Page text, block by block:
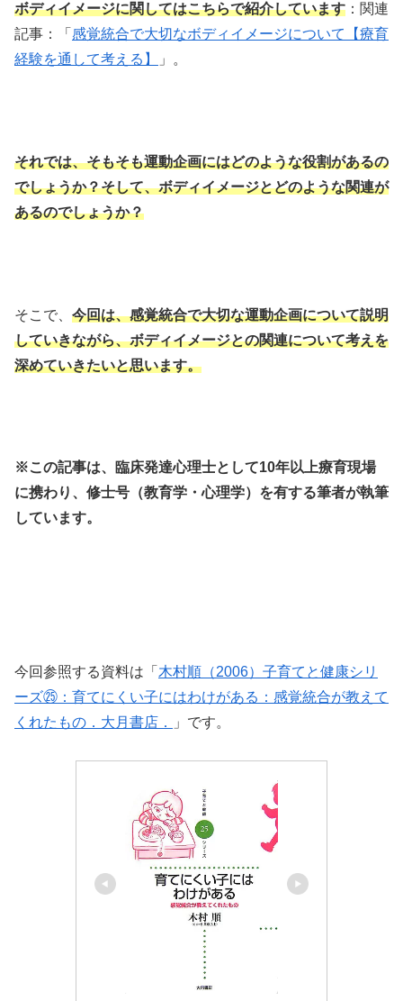
ボディイメージに関してはこちらで紹介しています ：関連
記事：「 感覚統合で大切なボディイメージについて【療育
経験を通して考える】
」。
それでは、そもそも運動企画にはどのような役割があるの
でしょうか？そして、ボディイメージとどのような関連が
あるのでしょうか？
そこで、 今回は、感覚統合で大切な運動企画について説明
していきながら、ボディイメージとの関連について考えを
深めていきたいと思います。
※この記事は、臨床発達心理士として10年以上療育現場
に携わり、修士号（教育学・心理学）を有する筆者が執筆
しています。
今回参照する資料は「 木村順（2006）子育てと健康シリ
ーズ㉕：育てにくい子にはわけがある：感覚統合が教えて
くれたもの．大月書店．
」です。